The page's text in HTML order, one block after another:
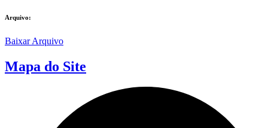
Arquivo:
Baixar Arquivo
Mapa do Site